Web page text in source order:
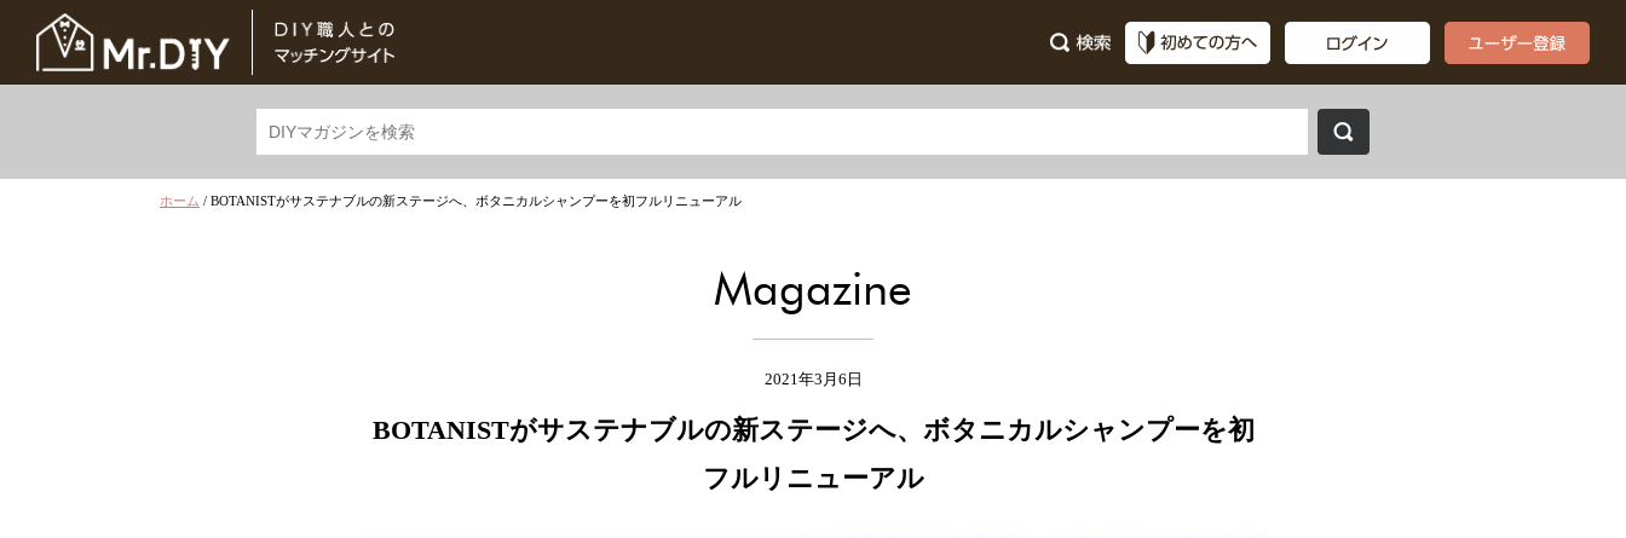
ホーム / BOTANISTがサステナブルの新ステージへ、ボタニカルシャンプーを初フルリニューアル
Magazine
2021年3月6日
BOTANISTがサステナブルの新ステージへ、ボタニカルシャンプーを初
フルリニューアル